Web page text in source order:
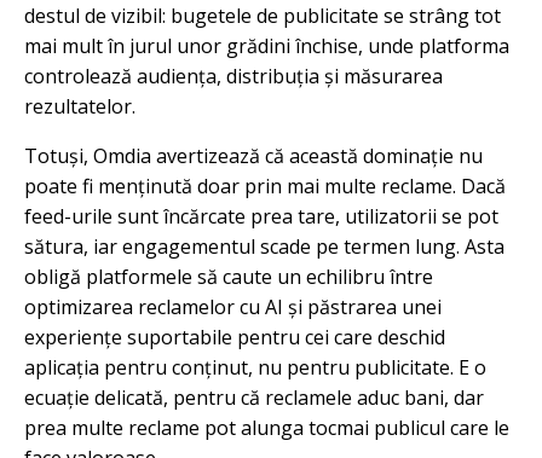
destul de vizibil: bugetele de publicitate se strâng tot
mai mult în jurul unor grădini închise, unde platforma
controlează audiența, distribuția și măsurarea
rezultatelor.
Totuși, Omdia avertizează că această dominație nu
poate fi menținută doar prin mai multe reclame. Dacă
feed-urile sunt încărcate prea tare, utilizatorii se pot
sătura, iar engagementul scade pe termen lung. Asta
obligă platformele să caute un echilibru între
optimizarea reclamelor cu AI și păstrarea unei
experiențe suportabile pentru cei care deschid
aplicația pentru conținut, nu pentru publicitate. E o
ecuație delicată, pentru că reclamele aduc bani, dar
prea multe reclame pot alunga tocmai publicul care le